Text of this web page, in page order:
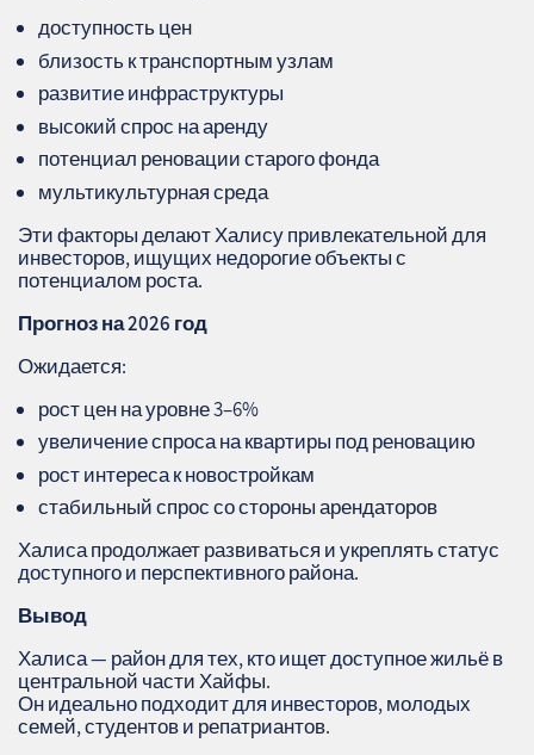
доступность цен
близость к транспортным узлам
развитие инфраструктуры
высокий спрос на аренду
потенциал реновации старого фонда
мультикультурная среда
Эти факторы делают Халису привлекательной для
инвесторов, ищущих недорогие объекты с
потенциалом роста.
Прогноз на 2026 год
Ожидается:
рост цен на уровне 3–6%
увеличение спроса на квартиры под реновацию
рост интереса к новостройкам
стабильный спрос со стороны арендаторов
Халиса продолжает развиваться и укреплять статус
доступного и перспективного района.
Вывод
Халиса — район для тех, кто ищет доступное жильё в
центральной части Хайфы.
Он идеально подходит для инвесторов, молодых
семей, студентов и репатриантов.